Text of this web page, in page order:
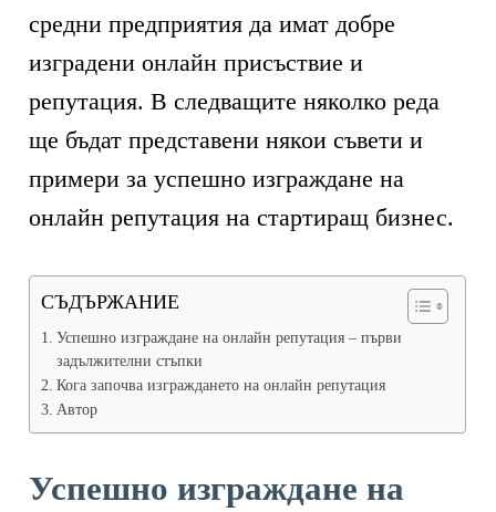
средни предприятия да имат добре
изградени онлайн присъствие и
репутация. В следващите няколко реда
ще бъдат представени някои съвети и
примери за успешно изграждане на
онлайн репутация на стартиращ бизнес.
СЪДЪРЖАНИЕ
Успешно изграждане на онлайн репутация – първи
задължителни стъпки
Кога започва изграждането на онлайн репутация
Автор
Успешно изграждане на